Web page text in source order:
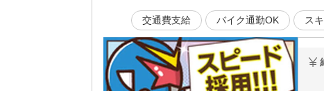
交通費支給 バイク通勤OK ス